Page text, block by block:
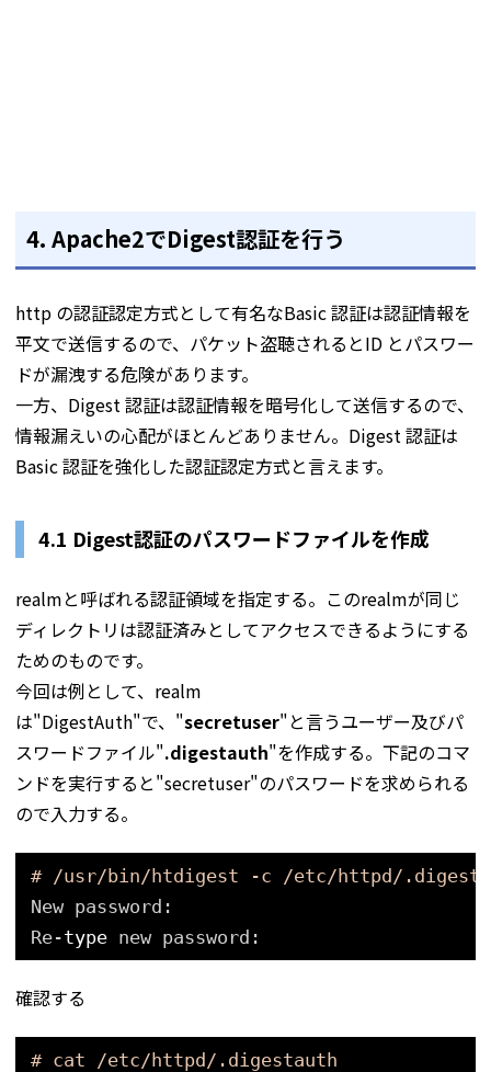
4. Apache2でDigest認証を行う
http の認証認定方式として有名なBasic 認証は認証情報を
平文で送信するので、パケット盗聴されるとID とパスワー
ドが漏洩する危険があります。
一方、Digest 認証は認証情報を暗号化して送信するので、
情報漏えいの心配がほとんどありません。Digest 認証は
Basic 認証を強化した認証認定方式と言えます。
4.1 Digest認証のパスワードファイルを作成
realmと呼ばれる認証領域を指定する。このrealmが同じ
ディレクトリは認証済みとしてアクセスできるようにする
ためのものです。
今回は例として、realm
は"DigestAuth"で、"secretuser"と言うユーザー及びパ
スワードファイル".digestauth"を作成する。下記のコマ
ンドを実行すると"secretuser"のパスワードを求められる
ので入力する。
# /usr/bin/htdigest -c /etc/httpd/
New password:
Re-type new password:
確認する
# cat /etc/httpd/.digestauth